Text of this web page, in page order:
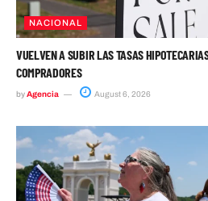
NACIONAL
VUELVEN A SUBIR LAS TASAS
COMPRADORES
byAgencia August 6, 2026